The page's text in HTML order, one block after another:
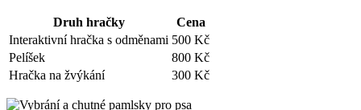
Druh hračky
Cena
Interaktivní hračka s odměnami 500 Kč
Pelíšek
800 Kč
Hračka na žvýkání
300 Kč